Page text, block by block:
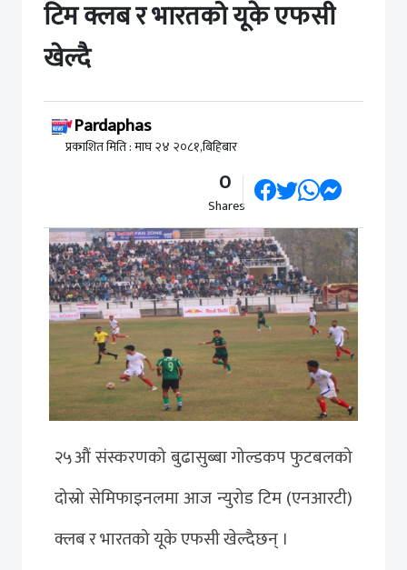
टिम क्लब र भारतको यूके एफसी
खेल्दै
Pardaphas
प्रकाशित मिति : माघ २४ २०८१,बिहिबार
0
Shares
२५औं संस्करणको बुढासुब्बा गोल्डकप फुटबलको
दोस्रो सेमिफाइनलमा आज न्युरोड टिम (एनआरटी)
क्लब र भारतको यूके एफसी खेल्दैछन् ।